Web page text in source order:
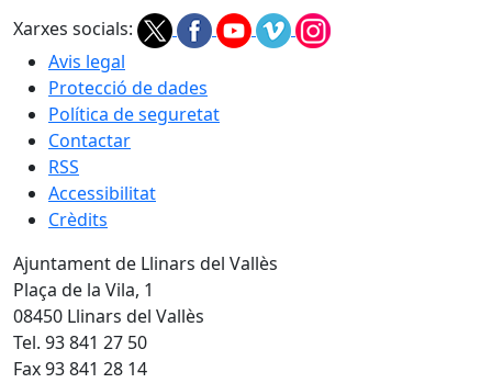
Xarxes socials:
Avis legal
Protecció de dades
Política de seguretat
Contactar
RSS
Accessibilitat
Crèdits
Ajuntament de Llinars del Vallès
Plaça de la Vila, 1
08450 Llinars del Vallès
Tel. 93 841 27 50
Fax 93 841 28 14